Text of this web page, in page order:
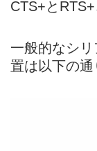
CTS+と
一般的なシ
置は以下の通